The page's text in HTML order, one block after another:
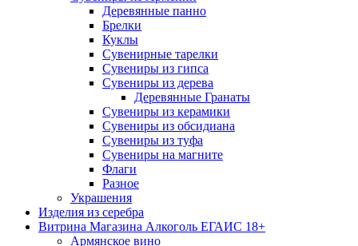
Деревянные панно
Брелки
Куклы
Сувенирные тарелки
Сувениры из гипса
Сувениры из дерева
Деревянные Гранаты
Сувениры из керамики
Сувениры из обсидиана
Сувениры из туфа
Сувениры на магните
Флаги
Разное
Украшения
Изделия из серебра
Витрина Магазина Алкоголь ЕГАИС 18+
Армянское вино